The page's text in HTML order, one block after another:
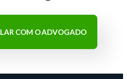
COM O ADVOGADO